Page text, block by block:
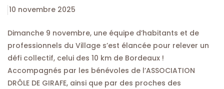
10 novembre 2025
Dimanche 9 novembre, une équipe d’habitants et de
professionnels du Village s’est élancée pour relever un
défi collectif, celui des 10 km de Bordeaux !
Accompagnés par les bénévoles de l’ASSOCIATION
DRÔLE DE GIRAFE, ainsi que par des proches des